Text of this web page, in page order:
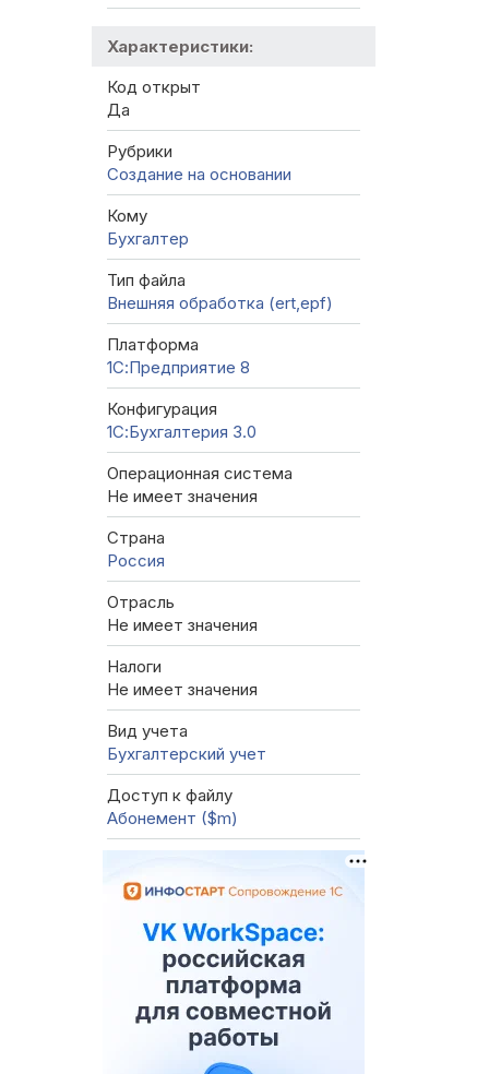
Характеристики:
Код открыт
Да
Рубрики
Создание на основании
Кому
Бухгалтер
Тип файла
Внешняя обработка (ert,epf)
Платформа
1С:Предприятие 8
Конфигурация
1С:Бухгалтерия 3.0
Операционная система
Не имеет значения
Страна
Россия
Отрасль
Не имеет значения
Налоги
Не имеет значения
Вид учета
Бухгалтерский учет
Доступ к файлу
Абонемент ($m)